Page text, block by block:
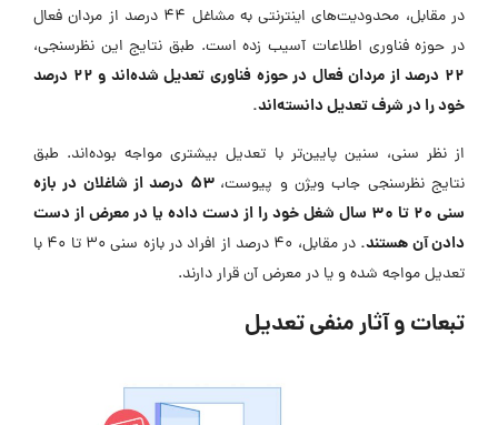
در مقابل، محدودیت‌های اینترنتی به مشاغل ۴۴ درصد از مردان فعال
در حوزه فناوری اطلاعات آسیب زده است. طبق نتایج این نظرسنجی،
۲۲ درصد از مردان فعال در حوزه فناوری تعدیل شده‌اند و ۲۲ درصد
خود را در شرف تعدیل دانسته‌اند.
از نظر سنی، سنین پایین‌تر با تعدیل بیشتری مواجه بوده‌اند. طبق
نتایج نظرسنجی جاب ویژن و پیوست،
۵۳ درصد از شاغلان در بازه
سنی ۲۰ تا ۳۰ سال شغل خود را از دست داده یا در معرض از دست
دادن آن هستند.
در مقابل، ۴۰ درصد از افراد در بازه سنی ۳۰ تا ۴۰ با
تعدیل مواجه شده و یا در معرض آن قرار دارند.
تبعات و آثار منفی تعدیل